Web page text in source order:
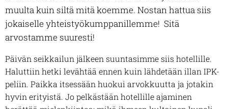
muulta kuin siltä mitä koemme. Nostan hattua siis
jokaiselle yhteistyökumppanillemme! Sitä
arvostamme suuresti!
Päivän seikkailun jälkeen suuntasimme siis hotellille.
Haluttiin hetki levähtää ennen kuin lähdetään illan IPK-
peliin. Paikka itsessään huokui arvokkuutta ja jotakin
hyvin erityistä. Jo pelkästään hotellille ajaminen